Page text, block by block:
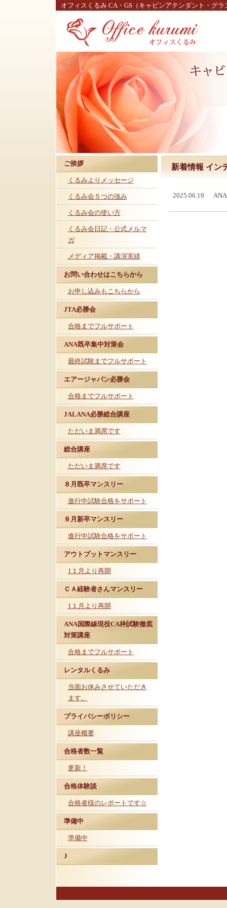
オフィスくるみ CA・GS（キャビンアテンダント・グ
ご挨拶
くるみよりメッセージ
くるみ会５つの強み
くるみ会の使い方
くるみ会日記・公式メルマ
ガ
メディア掲載・講演実績
お問い合わせはこちらから
お申し込みもこちらから
JTA必勝会
合格までフルサポート
ANA既卒集中対策会
最終試験までフルサポート
エアージャパン必勝会
合格までフルサポート
JALANA必勝総合講座
ただいま満席です
総合講座
ただいま満席です
８月既卒マンスリー
進行中試験合格をサポート
８月新卒マンスリー
進行中試験合格をサポート
アウトプットマンスリー
1１月より再開
ＣＡ経験者さんマンスリー
1１月より再開
ANA国際線現役CA枠試験徹底
対策講座
合格までフルサポート
レンタルくるみ
当面お休みさせていただき
ます。
プライバシーポリシー
講座概要
合格者数一覧
更新！
合格体験談
合格者様のレポートです☆
準備中
準備中
J
新着情報 イン
2025.06.19